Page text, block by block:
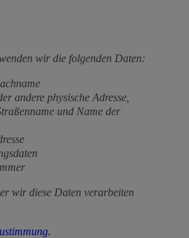
wir die folgenden Daten:
andere physische Adresse,
und Name der
wir diese Daten verarbeiten